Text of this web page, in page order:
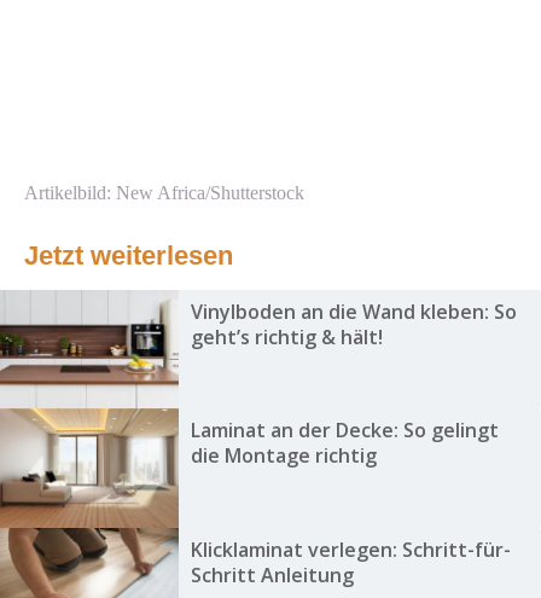
Artikelbild: New Africa/Shutterstock
Jetzt weiterlesen
Vinylboden an die Wand kleben: So
geht’s richtig & hält!
Laminat an der Decke: So gelingt
die Montage richtig
Klicklaminat verlegen: Schritt-für-
Schritt Anleitung